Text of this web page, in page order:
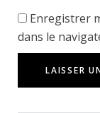
Enregistrer
dans le